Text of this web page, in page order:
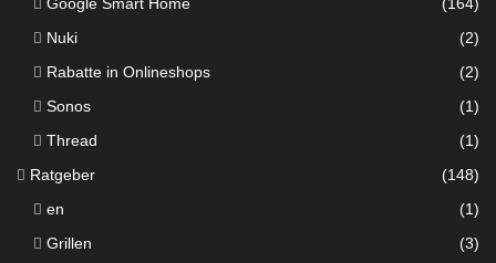
Nuki
(2)
Rabatte in Onlineshops
(2)
Sonos
(1)
Thread
(1)
Ratgeber (148)
en
(1)
Grillen
(3)